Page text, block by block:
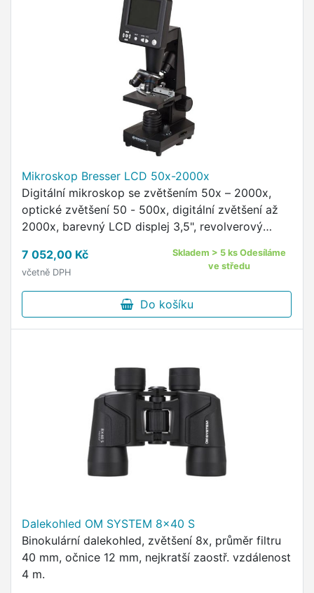
Mikroskop Bresser LCD 50x-2000x
Digitální mikroskop se zvětšením 50x – 2000x,
optické zvětšení 50 - 500x, digitální zvětšení až
2000x, barevný LCD displej 3,5", revolverový
bohaté …
7 052,00 Kč
včetně DPH
Skladem > 5 ks Odesíláme
ve středu
Do košíku
Dalekohled OM SYSTEM 8x40 S
Binokulární dalekohled, zvětšení 8x, průměr filtru
40 mm, očnice 12 mm, nejkratší zaostř. vzdálenost
4 m.